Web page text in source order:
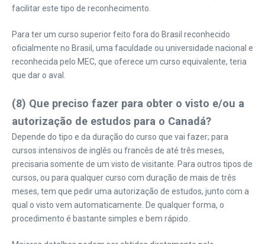
facilitar este tipo de reconhecimento.
Para ter um curso superior feito fora do Brasil reconhecido
oficialmente no Brasil, uma faculdade ou universidade nacional e
reconhecida pelo MEC, que oferece um curso equivalente, teria
que dar o aval.
(8) Que preciso fazer para obter o visto e/ou a
autorização de estudos para o Canadá?
Depende do tipo e da duração do curso que vai fazer; para
cursos intensivos de inglês ou francês de até três meses,
precisaria somente de um visto de visitante. Para outros tipos de
cursos, ou para qualquer curso com duração de mais de três
meses, tem que pedir uma autorização de estudos, junto com a
qual o visto vem automaticamente. De qualquer forma, o
procedimento é bastante simples e bem rápido.